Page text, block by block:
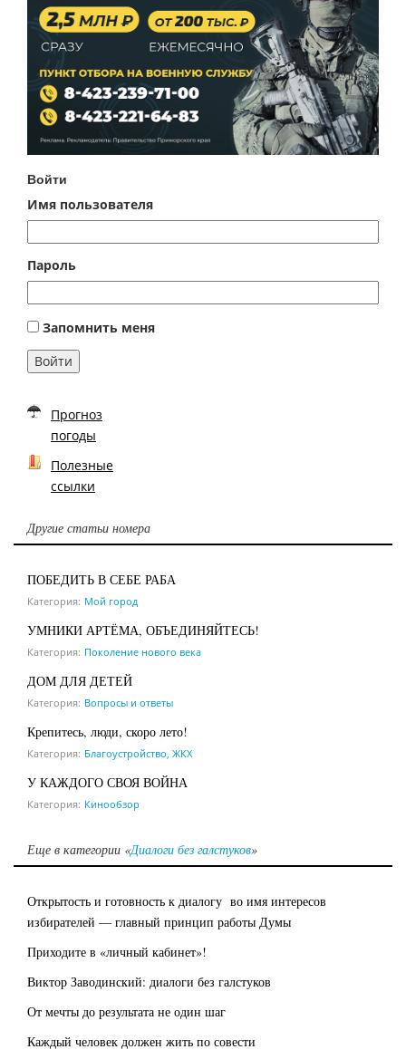
Войти
Имя пользователя
Пароль
Запомнить меня
Войти
Прогноз
погоды
Полезные
ссылки
Другие статьи номера
ПОБЕДИТЬ В СЕБЕ РАБА
Категория: Мой город
УМНИКИ АРТЁМА, ОБЪЕДИНЯЙТЕСЬ!
Категория: Поколение нового века
ДОМ ДЛЯ ДЕТЕЙ
Категория: Вопросы и ответы
Крепитесь, люди, скоро лето!
Категория: Благоустройство, ЖКХ
У КАЖДОГО СВОЯ ВОЙНА
Категория: Кинообзор
Еще в категории «Диалоги без галстуков»
Открытость и готовность к диалогу во имя интересов
избирателей — главный принцип работы Думы
Приходите в «личный кабинет»!
Виктор Заводинский: диалоги без галстуков
От мечты до результата не один шаг
Каждый человек должен жить по совести